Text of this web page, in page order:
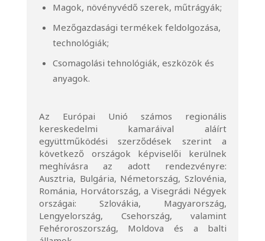
Magok, növényvédő szerek, műtrágyák;
Mezőgazdasági termékek feldolgozása,
technológiák;
Csomagolási tehnológiák, eszközök és
anyagok.
Az Európai Unió számos regionális
kereskedelmi kamaráival aláírt
együttműködési szerződések szerint a
következő országok képviselői kerülnek
meghívásra az adott rendezvényre:
Ausztria, Bulgária, Németország, Szlovénia,
Románia, Horvátország, a Visegrádi Négyek
országai: Szlovákia, Magyarország,
Lengyelország, Csehország, valamint
Fehéroroszország, Moldova és a balti